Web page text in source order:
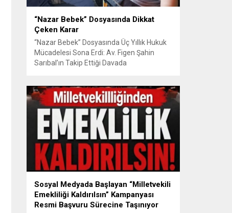
“Nazar Bebek” Dosyasında Dikkat
Çeken Karar
“Nazar Bebek” Dosyasında Üç Yıllık Hukuk
Mücadelesi Sona Erdi: Av. Figen Şahin
Sarıbal’ın Takip Ettiği Davada
Türkiye’de uluslararası hukuk boyutlarıyla
görüldü BURSA – Avusturya’da başlayan
ve Türkiye’de yaklaşık üç yıl boyunca
devam eden “Nazar Bebek” dosyasında
yargılama süreci tamamlandı. Bursa 3.
Aile...
Sosyal Medyada Başlayan “Milletvekili
Emekliliği Kaldırılsın” Kampanyası
Resmi Başvuru Sürecine Taşınıyor